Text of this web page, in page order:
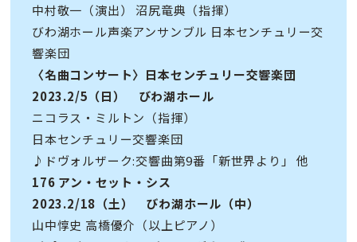
中村敬一（演出） 沼尻竜典（指揮）
びわ湖ホール声楽アンサンブル 日本センチュリー交
響楽団
〈名曲コンサート〉日本センチュリー交響楽団
2023.2/5（日） びわ湖ホール
ニコラス・ミルトン（指揮）
日本センチュリー交響楽団
♪ドヴォルザーク:交響曲第9番「新世界より」 他
176 アン・セット・シス
2023.2/18（土） びわ湖ホール（中）
山中惇史 高橋優介（以上ピアノ）